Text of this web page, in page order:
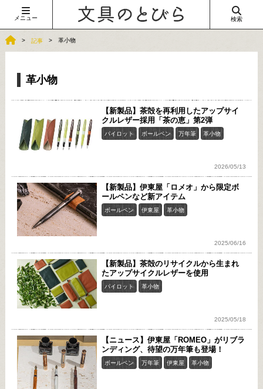
メニュー 検索
記事 革小物
革小物
【新製品】茶殻を再利用したアップサイ
クルレザー採用「茶の恵」第2弾
パイロット ボールペン 万年筆 革小物
2026/05/13
【新製品】伊東屋「ロメオ」から限定ボ
ールペンなど新アイテム
ボールペン 伊東屋 革小物
2025/06/16
【新製品】茶殻のリサイクルから生まれ
たアップサイクルレザーを使用
パイロット 革小物
2025/05/18
【ニュース】伊東屋「ROMEO」がリブラ
ンディング、待望の万年筆も登場！
ボールペン 万年筆 伊東屋 革小物